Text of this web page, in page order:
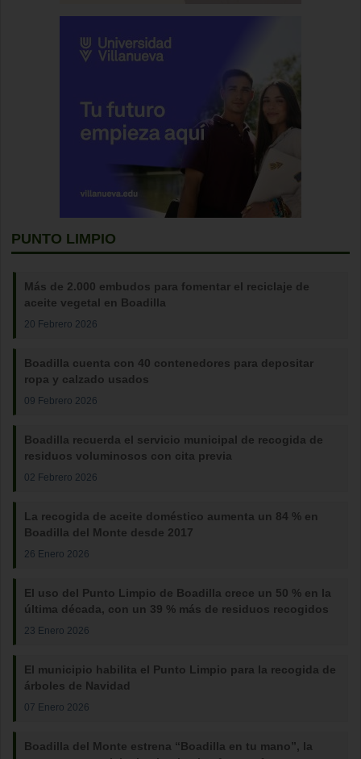
PUNTO LIMPIO
Más de 2.000 embudos para fomentar el reciclaje de
aceite vegetal en Boadilla
20 Febrero 2026
Boadilla cuenta con 40 contenedores para depositar
ropa y calzado usados
09 Febrero 2026
Boadilla recuerda el servicio municipal de recogida de
residuos voluminosos con cita previa
02 Febrero 2026
La recogida de aceite doméstico aumenta un 84 % en
Boadilla del Monte desde 2017
26 Enero 2026
El uso del Punto Limpio de Boadilla crece un 50 % en la
última década, con un 39 % más de residuos recogidos
23 Enero 2026
El municipio habilita el Punto Limpio para la recogida de
árboles de Navidad
07 Enero 2026
Boadilla del Monte estrena “Boadilla en tu mano”, la